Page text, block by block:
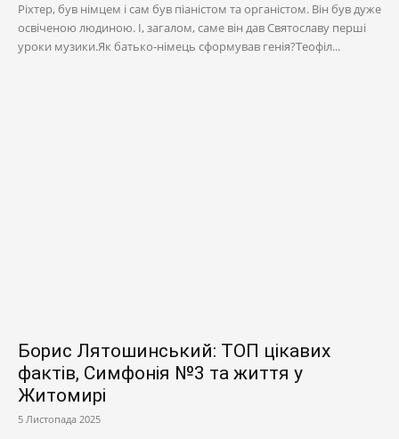
Ріхтер, був німцем і сам був піаністом та органістом. Він був дуже
освіченою людиною. І, загалом, саме він дав Святославу перші
уроки музики.Як батько-німець сформував генія?Теофіл...
Борис Лятошинський: ТОП цікавих
фактів, Симфонія №3 та життя у
Житомирі
5 Листопада 2025